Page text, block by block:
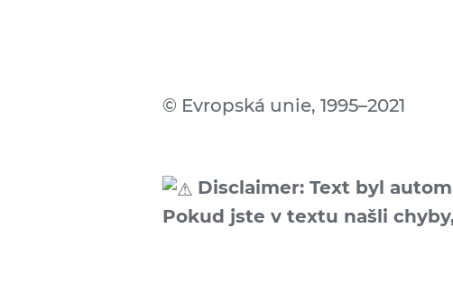
© Evropská unie, 1995–2021
Disclaimer: Text byl
Pokud jste v textu našli